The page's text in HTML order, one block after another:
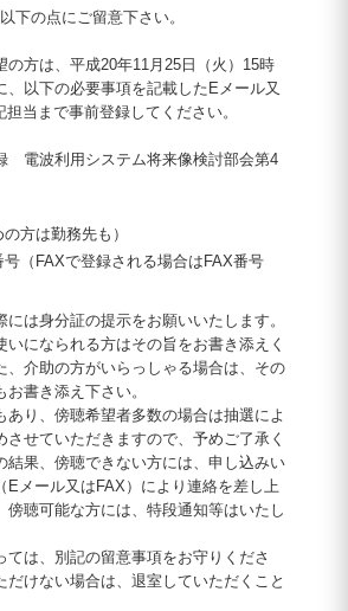
下の点にご留意下さい。
方は、平成20年11月 25日（火） 15時
、以下の必要事項を記載したEメール又
担当まで事前登録してください。
電波利用システム将来像検討部会第4
方は勤務先も）
（FAXで登録される場合はFAX番号
には身分証の提示をお願いいたします。
いになられる方はその旨をお書き添えく
、介助の方がいらっしゃる場合は、その
お書き添え下さい。
り、傍聴希望者多数の場合は抽選によ
させていただきますので、予めご了承く
結果、傍聴できない方には、申し込みい
Eメール又はFAX）により連絡を差し上
傍聴可能な方には、特段通知等はいたし
は、別記の留意事項をお守りくださ
だけない場合は、退室していただくこと